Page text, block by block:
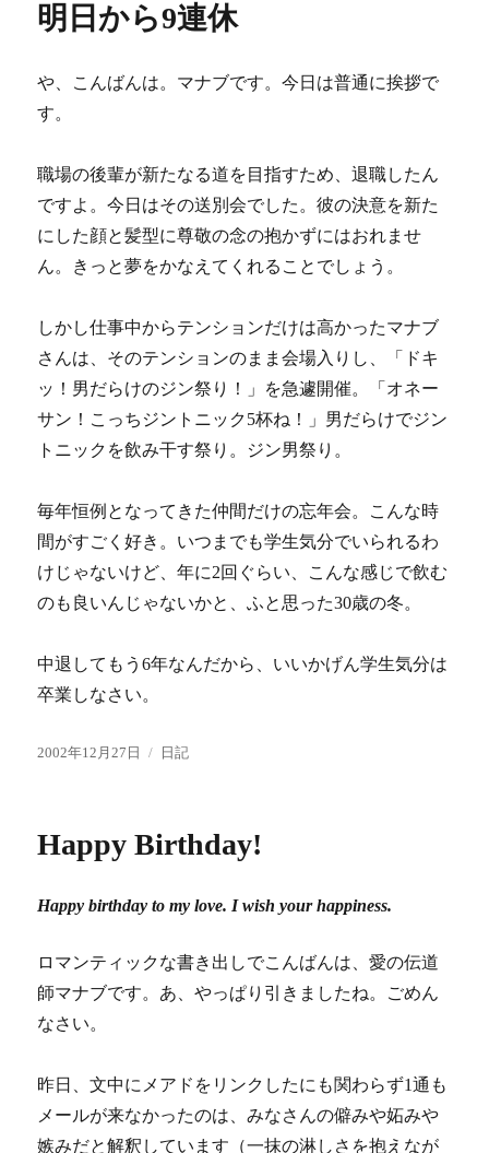
ー
明日から9連休
や、こんばんは。マナブです。今日は普通に挨拶で
す。
職場の後輩が新たなる道を目指すため、退職したん
ですよ。今日はその送別会でした。彼の決意を新た
にした顔と髪型に尊敬の念の抱かずにはおれませ
ん。きっと夢をかなえてくれることでしょう。
しかし仕事中からテンションだけは高かったマナブ
さんは、そのテンションのまま会場入りし、「ドキ
ッ！男だらけのジン祭り！」を急遽開催。「オネー
サン！こっちジントニック5杯ね！」男だらけでジン
トニックを飲み干す祭り。ジン男祭り。
毎年恒例となってきた仲間だけの忘年会。こんな時
間がすごく好き。いつまでも学生気分でいられるわ
けじゃないけど、年に2回ぐらい、こんな感じで飲む
のも良いんじゃないかと、ふと思った30歳の冬。
中退してもう6年なんだから、いいかげん学生気分は
卒業しなさい。
投
2002年12月27日
カ
ー
日記
Happy Birthday!
Happy birthday to my love. I wish your happiness.
ロマンティックな書き出しでこんばんは、愛の伝道
師マナブです。あ、やっぱり引きましたね。ごめん
なさい。
昨日、文中にメアドをリンクしたにも関わらず1通も
メールが来なかったのは、みなさんの僻みや妬みや
嫉みだと解釈しています（一抹の淋しさを抱えなが